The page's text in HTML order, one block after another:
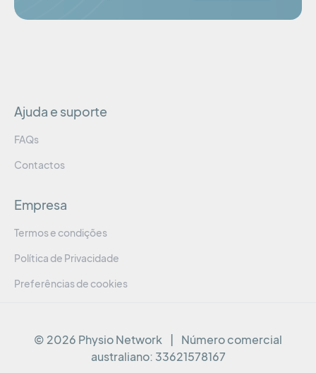
Ajuda e suporte
FAQs
Contactos
Empresa
Termos e condições
Política de Privacidade
Preferências de cookies
© 2026 Physio Network |
Número comercial
australiano: 33621578167